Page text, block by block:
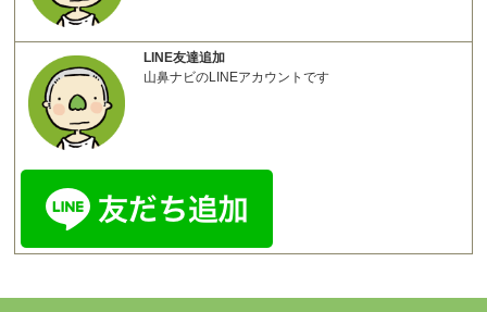
LINE友達追加
山鼻ナビのLINEアカウントです